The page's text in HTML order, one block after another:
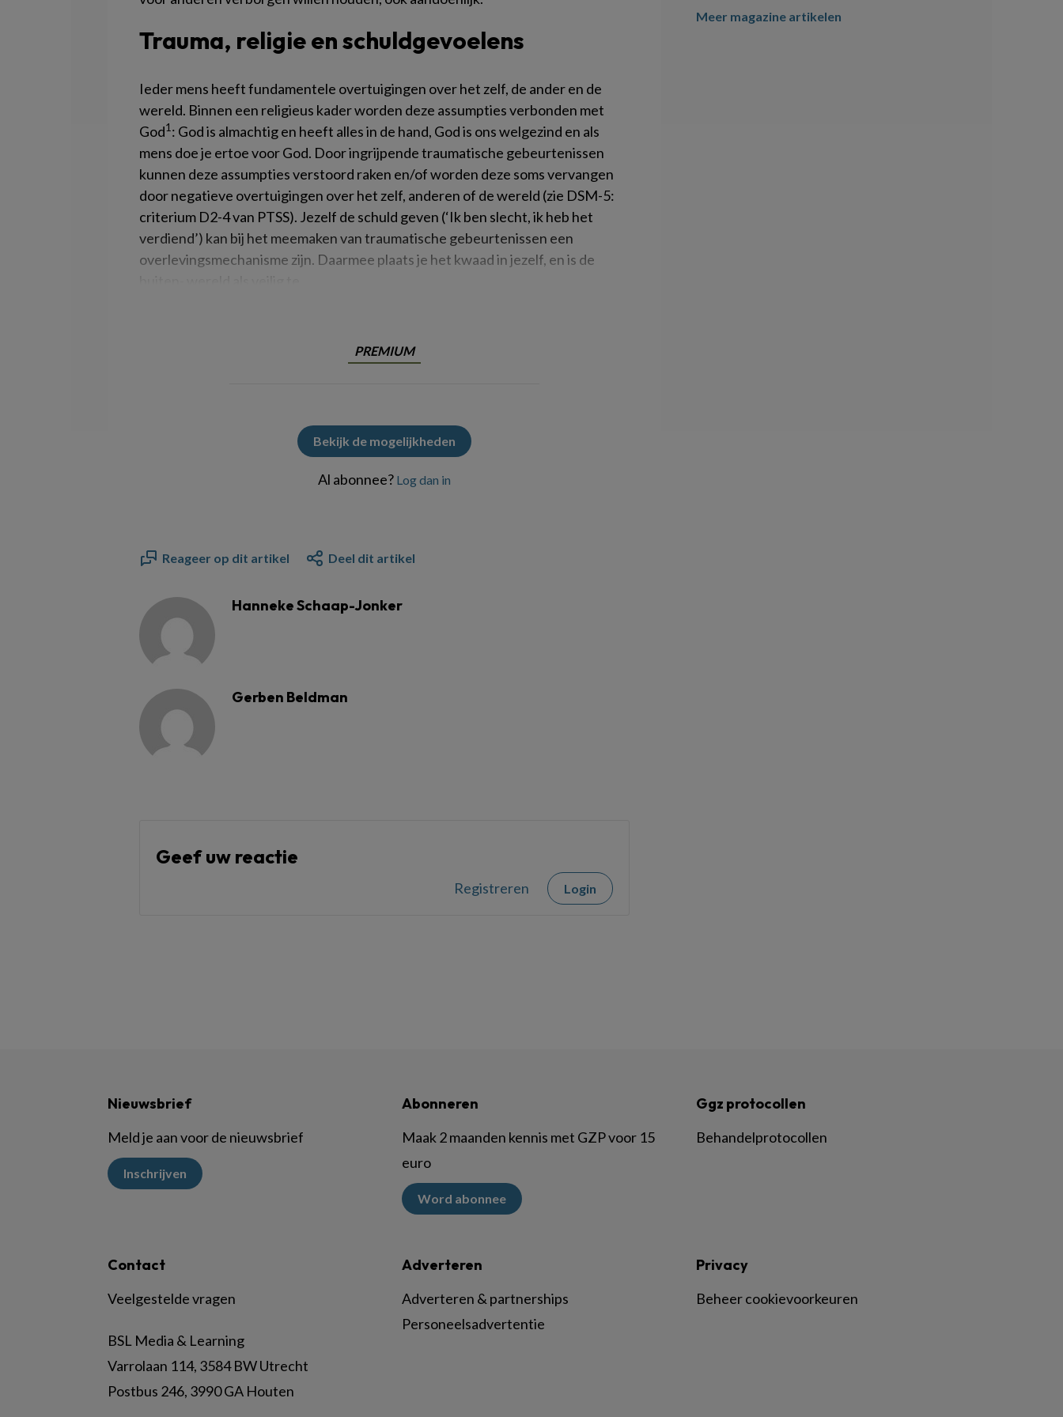
Trauma, religie en schuldgevoelens
Ieder mens heeft fundamentele overtuigingen over het zelf, de ander en de
wereld. Binnen een religieus kader worden deze assumpties verbonden met
God1: God is almachtig en heeft alles in de hand, God is ons welgezind en als
mens doe je ertoe voor God. Door ingrijpende traumatische gebeurtenissen
kunnen deze assumpties verstoord raken en/of worden deze soms vervangen
door negatieve overtuigingen over het zelf, anderen of de wereld (zie DSM-5:
criterium D2-4 van PTSS). Jezelf de schuld geven (‘Ik ben slecht, ik heb het
verdiend’) kan bij het meemaken van traumatische gebeurtenissen een
overlevingsmechanisme zijn. Daarmee plaats je het kwaad in jezelf, en is de
PREMIUM
Bekijk de mogelijkheden
Al abonnee? Log dan in
Reageer op dit artikel Deel dit artikel
Hanneke Schaap-Jonker
Gerben Beldman
Geef uw reactie
Registreren Login
Meer magazine artikelen
Nieuwsbrief
Meld je aan voor de nieuwsbrief
Inschrijven
Abonneren
Maak 2 maanden kennis met GZP voor 15
euro
Word abonnee
Ggz protocollen
Behandelprotocollen
Contact
Veelgestelde vragen
BSL Media & Learning
Varrolaan 114, 3584 BW Utrecht
Postbus 246, 3990 GA Houten
Adverteren
Adverteren & partnerships
Personeelsadvertentie
Privacy
Beheer cookievoorkeuren